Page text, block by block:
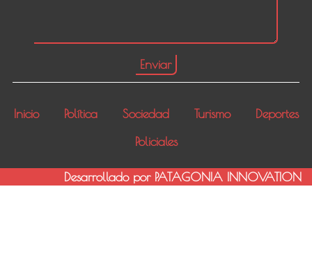
Inicio Política Sociedad Turismo
Deportes
Policiales
Desarrollado por PATAGONIA INNOVATION